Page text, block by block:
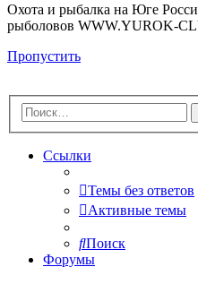
Охота и рыбалка на Юге
рыболовов WWW.YUROK-
Пропустить
Ссылки
Темы без ответов
Активные темы
Поиск
Форумы